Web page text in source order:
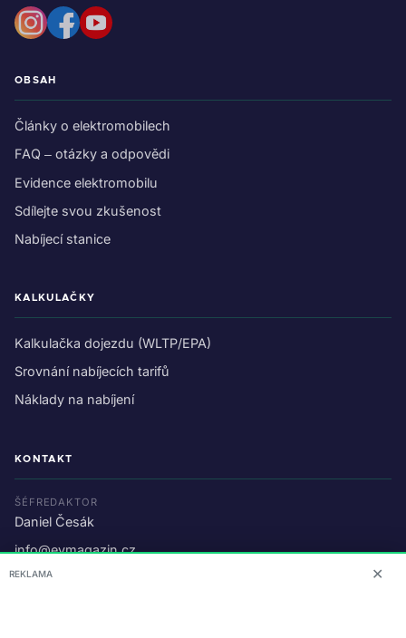
OBSAH
Články o elektromobilech
FAQ – otázky a odpovědi
Evidence elektromobilu
Sdílejte svou zkušenost
Nabíjecí stanice
KALKULAČKY
Kalkulačka dojezdu (WLTP/EPA)
Srovnání nabíjecích tarifů
Náklady na nabíjení
KONTAKT
ŠÉFREDAKTOR
Daniel Česák
info@evmagazin.cz
O nás
REKLAMA ✕